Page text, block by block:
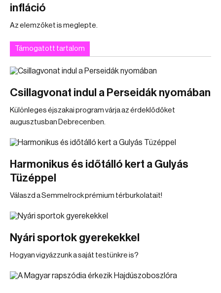
infláció
Az elemzőket is meglepte.
Támogatott tartalom
Csillagvonat indul a Perseidák nyomában
Különleges éjszakai program várja az érdeklődőket
augusztusban Debrecenben.
Harmonikus és időtálló kert a Gulyás
Tüzéppel
Válaszd a Semmelrock prémium térburkolatait!
Nyári sportok gyerekekkel
Hogyan vigyázzunk a saját testünkre is?